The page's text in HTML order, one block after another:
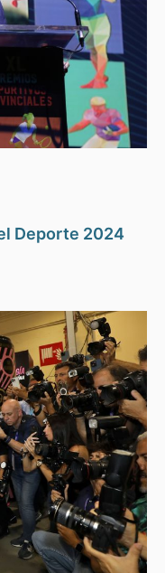
Deporte 2024